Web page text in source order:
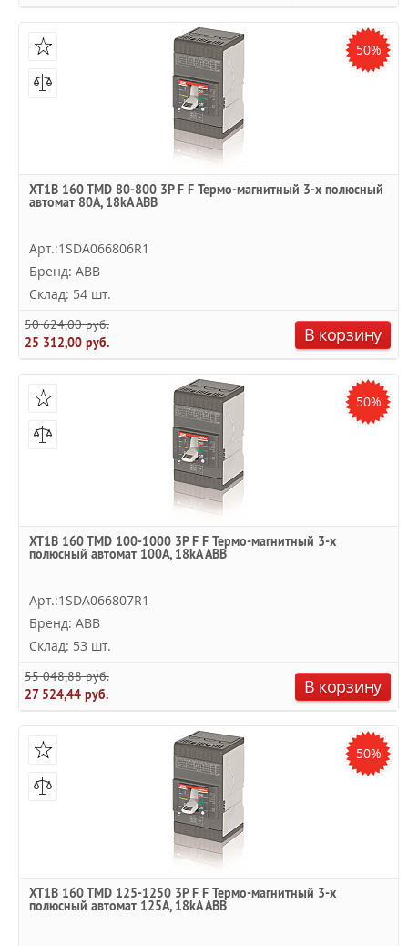
50%
XT1B 160 TMD 80-800 3P F F Термо-магнитный 3-х полюсный
автомат 80А, 18kA ABB
Арт.:1SDA066806R1
Бренд: ABB
Склад: 54 шт.
50 624,00 руб.
25 312,00 руб.
В корзину
50%
XT1B 160 TMD 100-1000 3P F F Термо-магнитный 3-х
полюсный автомат 100А, 18kA ABB
Арт.:1SDA066807R1
Бренд: ABB
Склад: 53 шт.
55 048,88 руб.
27 524,44 руб.
В корзину
50%
XT1B 160 TMD 125-1250 3P F F Термо-магнитный 3-х
полюсный автомат 125А, 18kA ABB